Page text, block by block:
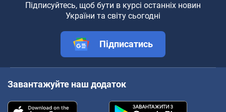
Підписуйтесь, щоб бути в курсі останніх новин
України та світу сьогодні
Підписатись
Завантажуйте наш додаток